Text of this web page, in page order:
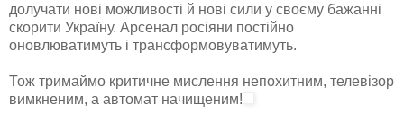
долучати нові можливості й нові сили у своєму бажанні
скорити Україну. Арсенал росіяни постійно
оновлюватимуть і трансформовуватимуть.
Тож тримаймо критичне мислення непохитним, телевізор
вимкненим, а автомат начищеним!